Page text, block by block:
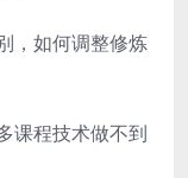
，如何调整修炼
课程技术做不到